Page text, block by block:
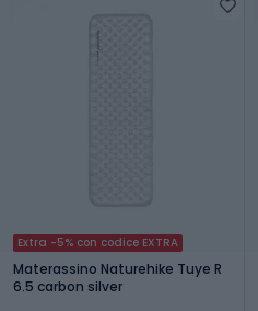
Extra -5% con codice EXTRA
Materassino Naturehike Tuye R
6.5 carbon silver